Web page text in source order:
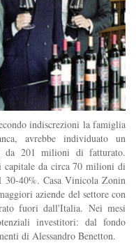
indiscrezioni la famiglia
avrebbe individuato un
da 201 milioni di fatturato.
capitale da circa 70 milioni di
40%. Casa Vinicola Zonin
aziende del settore con
fuori dall'Italia. Nei mesi
investitori: dal fondo
di Alessandro Benetton.